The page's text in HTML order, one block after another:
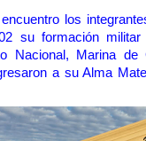
los
su formación
Nacional, Marina de
a su Alma